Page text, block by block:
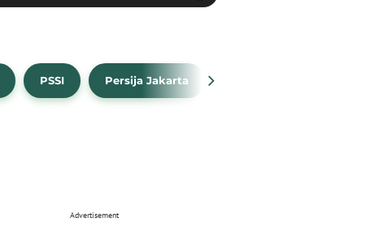
PSSI Persija Jakarta
Advertisement